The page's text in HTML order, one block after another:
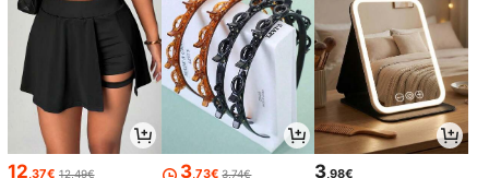
12,37€ 12,49€ 3,73€ 3,74€ 3,98€